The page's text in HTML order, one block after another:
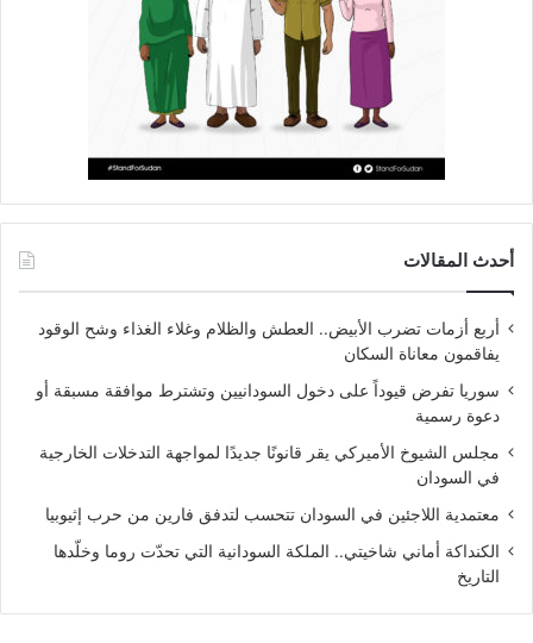
أحدث المقالات
أربع أزمات تضرب الأبيض.. العطش والظلام وغلاء الغذاء وشح الوقود
يفاقمون معاناة السكان
سوريا تفرض قيوداً على دخول السودانيين وتشترط موافقة مسبقة أو
دعوة رسمية
مجلس الشيوخ الأميركي يقر قانونًا جديدًا لمواجهة التدخلات الخارجية
في السودان
معتمدية اللاجئين في السودان تتحسب لتدفق فارين من حرب إثيوبيا
الكنداكة أماني شاخيتي.. الملكة السودانية التي تحدّت روما وخلّدها
التاريخ